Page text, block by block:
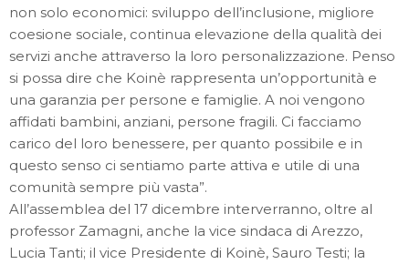
non solo economici: sviluppo dell’inclusione, migliore
coesione sociale, continua elevazione della qualità dei
servizi anche attraverso la loro personalizzazione. Penso
si possa dire che Koinè rappresenta un’opportunità e
una garanzia per persone e famiglie. A noi vengono
affidati bambini, anziani, persone fragili. Ci facciamo
carico del loro benessere, per quanto possibile e in
questo senso ci sentiamo parte attiva e utile di una
comunità sempre più vasta”.
All’assemblea del 17 dicembre interverranno, oltre al
professor Zamagni, anche la vice sindaca di Arezzo,
Lucia Tanti; il vice Presidente di Koinè, Sauro Testi; la